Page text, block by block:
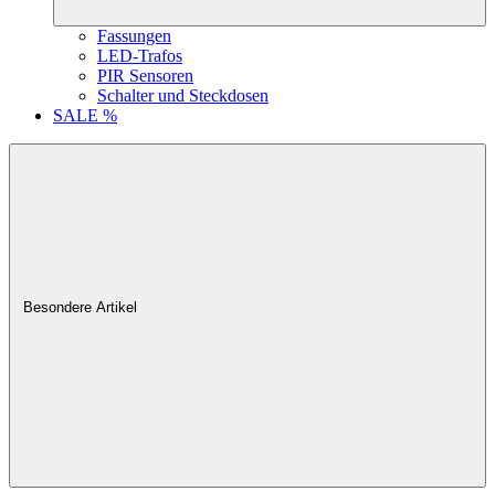
Fassungen
LED-Trafos
PIR Sensoren
Schalter und Steckdosen
SALE %
Besondere Artikel